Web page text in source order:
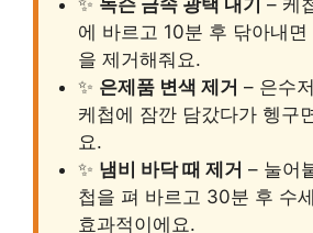
에 바르고 10분 후 닦아내
을 제거해줘요.
✨ 은제품 변색 제거 – 은수
케첩에 잠깐 담갔다가 헹구
요.
✨ 냄비 바닥 때 제거 – 눌어
첩을 펴 바르고 30분 후 수
효과적이에요.